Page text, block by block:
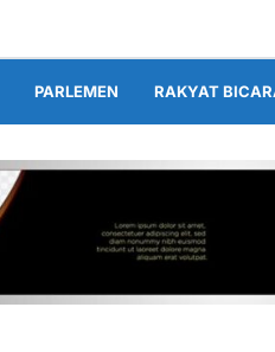
PARLEMEN RAKYAT